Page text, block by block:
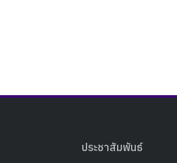
ประชาสัมพันธ์